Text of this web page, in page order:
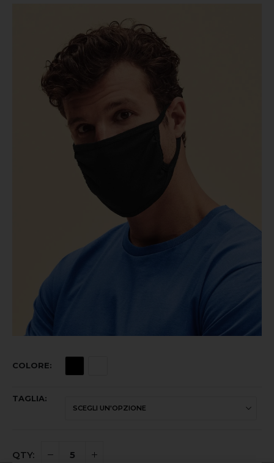
COLORE
TAGLIA